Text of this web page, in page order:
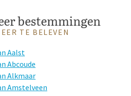
bestemmingen
TE BELEVEN
Aalst
Abcoude
Alkmaar
Amstelveen